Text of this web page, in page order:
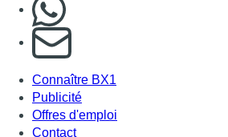
S'abonner à notre newsletter
Connaître BX1
Publicité
Offres d'emploi
Contact